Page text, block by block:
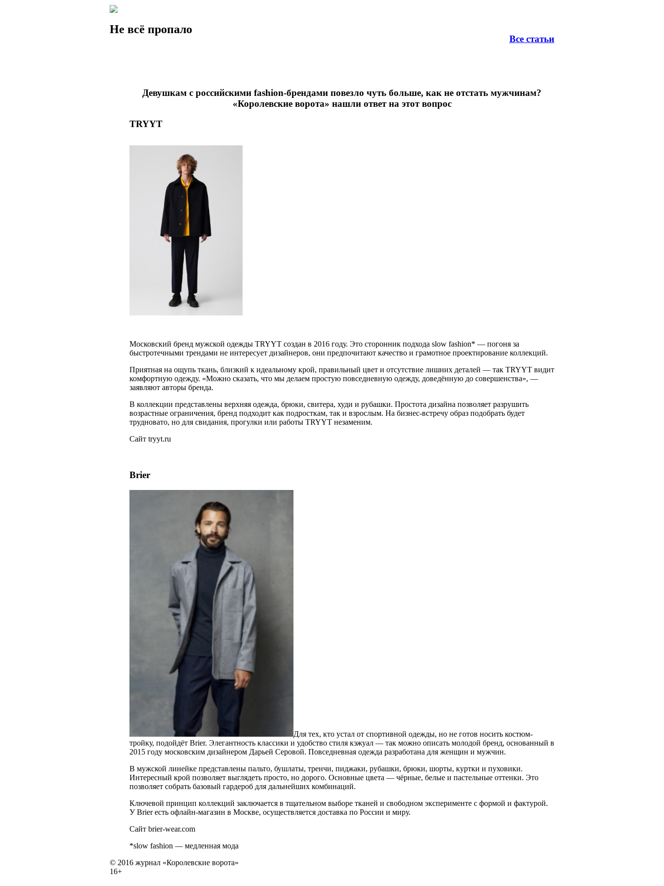
Не всё пропало
Все статьи
Девушкам с российскими fashion-брендами повезло чуть больше, как не отстать мужчинам?
«Королевские ворота» нашли ответ на этот вопрос
TRYYT
Московский бренд мужской одежды TRYYT создан в 2016 году. Это сторонник подхода slow fashion* — погоня за
быстротечными трендами не интересует дизайнеров, они предпочитают качество и грамотное проектирование коллекций.
Приятная на ощупь ткань, близкий к идеальному крой, правильный цвет и отсутствие лишних деталей — так TRYYT видит
комфортную одежду. «Можно сказать, что мы делаем простую повседневную одежду, доведённую до совершенства», —
заявляют авторы бренда.
В коллекции представлены верхняя одежда, брюки, свитера, худи и рубашки. Простота дизайна позволяет разрушить
возрастные ограничения, бренд подходит как подросткам, так и взрослым. На бизнес-встречу образ подобрать будет
трудновато, но для свидания, прогулки или работы TRYYT незаменим.
Сайт tryyt.ru
Brier
Для тех, кто устал от спортивной одежды, но не готов носить костюм-
тройку, подойдёт Brier. Элегантность классики и удобство стиля кэжуал — так можно описать молодой бренд, основанный в
2015 году московским дизайнером Дарьей Серовой. Повседневная одежда разработана для женщин и мужчин.
В мужской линейке представлены пальто, бушлаты, тренчи, пиджаки, рубашки, брюки, шорты, куртки и пуховики.
Интересный крой позволяет выглядеть просто, но дорого. Основные цвета — чёрные, белые и пастельные оттенки. Это
позволяет собрать базовый гардероб для дальнейших комбинаций.
Ключевой принцип коллекций заключается в тщательном выборе тканей и свободном эксперименте с формой и фактурой.
У Brier есть офлайн-магазин в Москве, осуществляется доставка по России и миру.
Сайт brier-wear.com
*slow fashion — медленная мода
© 2016 журнал «Королевские ворота»
16+